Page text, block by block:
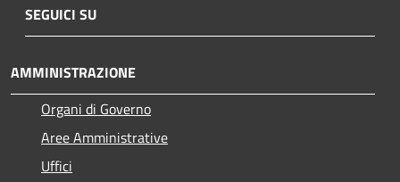
SEGUICI SU
AMMINISTRAZIONE
Organi di Governo
Aree Amministrative
Uffici